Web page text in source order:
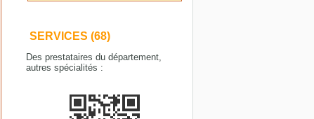
SERVICES (68)
Des prestataires du département,
autres spécialités :